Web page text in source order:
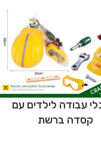
עבודה לילדים עם
קסדה ברשת